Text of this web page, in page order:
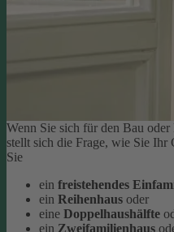
Wenn Sie sich für den Bau
stellt sich die Frage, wie Sie Ihr
Sie
ein freistehendes
ein Reihenhaus oder
eine Doppelhaushälfte
ein Zweifamilienhaus